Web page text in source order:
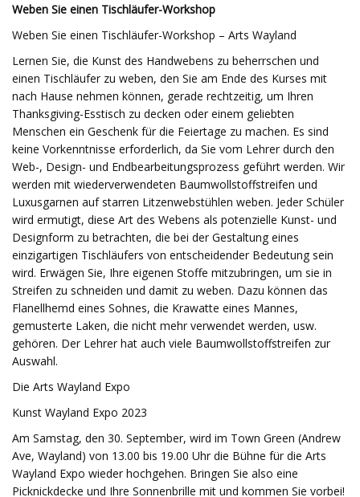
Weben Sie einen Tischläufer-Workshop
Weben Sie einen Tischläufer-Workshop – Arts Wayland
Lernen Sie, die Kunst des Handwebens zu beherrschen und
einen Tischläufer zu weben, den Sie am Ende des Kurses mit
nach Hause nehmen können, gerade rechtzeitig, um Ihren
Thanksgiving-Esstisch zu decken oder einem geliebten
Menschen ein Geschenk für die Feiertage zu machen. Es sind
keine Vorkenntnisse erforderlich, da Sie vom Lehrer durch den
Web-, Design- und Endbearbeitungsprozess geführt werden. Wir
werden mit wiederverwendeten Baumwollstoffstreifen und
Luxusgarnen auf starren Litzenwebstühlen weben. Jeder Schüler
wird ermutigt, diese Art des Webens als potenzielle Kunst- und
Designform zu betrachten, die bei der Gestaltung eines
einzigartigen Tischläufers von entscheidender Bedeutung sein
wird. Erwägen Sie, Ihre eigenen Stoffe mitzubringen, um sie in
Streifen zu schneiden und damit zu weben. Dazu können das
Flanellhemd eines Sohnes, die Krawatte eines Mannes,
gemusterte Laken, die nicht mehr verwendet werden, usw.
gehören. Der Lehrer hat auch viele Baumwollstoffstreifen zur
Auswahl.
Die Arts Wayland Expo
Kunst Wayland Expo 2023
Am Samstag, den 30. September, wird im Town Green (Andrew
Ave, Wayland) von 13.00 bis 19.00 Uhr die Bühne für die Arts
Wayland Expo wieder hochgehen. Bringen Sie also eine
Picknickdecke und Ihre Sonnenbrille mit und kommen Sie vorbei!